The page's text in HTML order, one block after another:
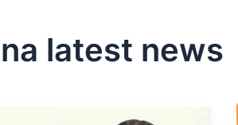
latest news